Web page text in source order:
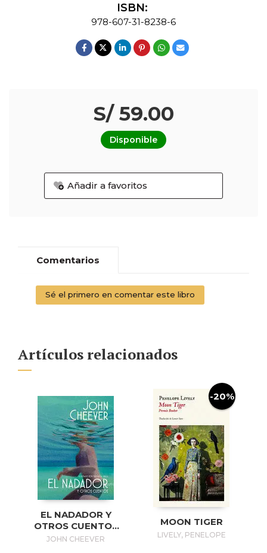
ISBN:
978-607-31-8238-6
S/ 59.00
Disponible
Añadir a favoritos
Comentarios
Sé el primero en comentar este libro
Artículos relacionados
EL NADADOR Y
OTROS CUENTOS
(EDICIÓN
JOHN CHEEVER
-20%
MOON TIGER
LIVELY, PENELOPE